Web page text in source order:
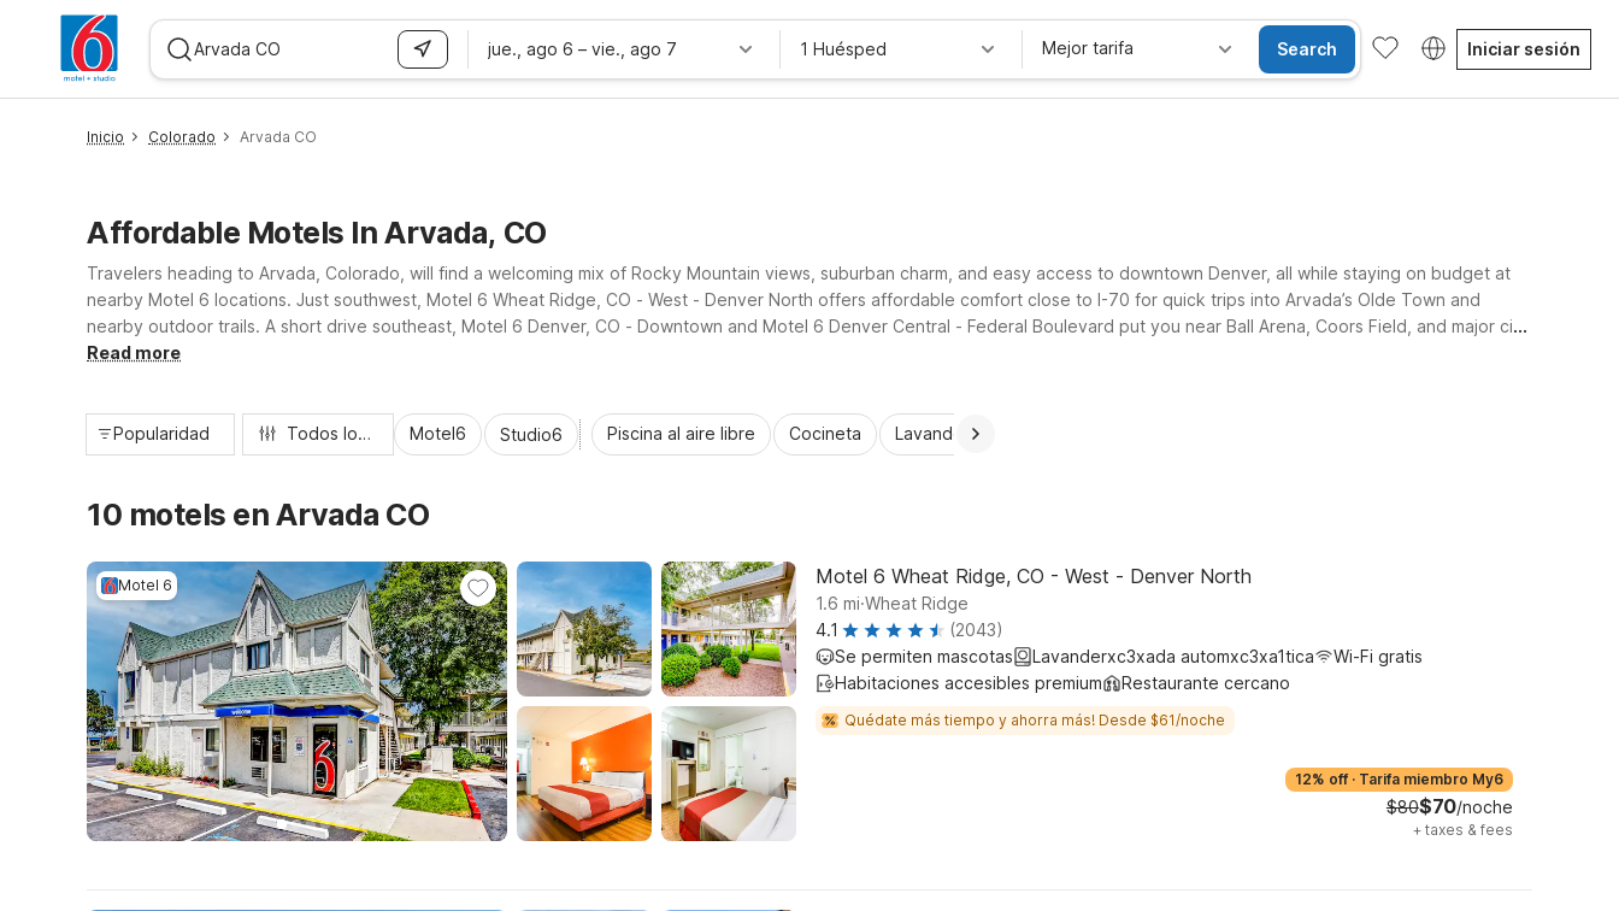
jue., ago 6 – vie., ago 7 1 Huésped Mejor tarifa Search Iniciar sesión
Inicio Colorado Arvada CO
Affordable Motels In Arvada, CO
Travelers heading to Arvada, Colorado, will find a welcoming mix of Rocky Mountain views, suburban charm, and easy access to downtown Denver, all while staying on budget at
nearby Motel 6 locations. Just southwest, Motel 6 Wheat Ridge, CO - West - Denver North offers affordable comfort close to I-70 for quick trips into Arvada’s Olde Town and
nearby outdoor trails. A short drive southeast, Motel 6 Denver, CO - Downtown and Motel 6 Denver Central - Federal Boulevard put you near Ball Arena, Coors Field, and major city
attractions, with essential amenities like free Wi-Fi, convenient parking, and pet-friendly rooms.
Read more
Popularidad Todos los filtros Motel6 Studio6 Piscina al aire libre Cocineta Lavandería automática
10 motels en Arvada CO
Motel 6 Motel 6 Wheat Ridge, CO - West - Denver North
1.6 mi.Wheat Ridge
4.1
(2043)
Se permiten mascotas
Lavanderxc3xada automxc3xa1tica
Wi-Fi gratis
Habitaciones accesibles premium
Restaurante cercano
Quédate más tiempo y ahorra más! Desde $61/noche
12% off · Tarifa miembro My6
$80$70/noche
+ taxes & fees